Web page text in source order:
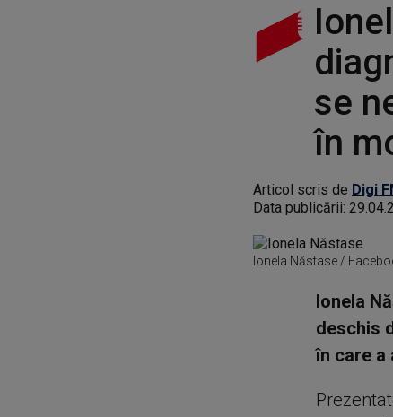
se
în
Articol scris de Digi
Data publicării:
Ionela Năstase /
Ionela
deschis
în care a